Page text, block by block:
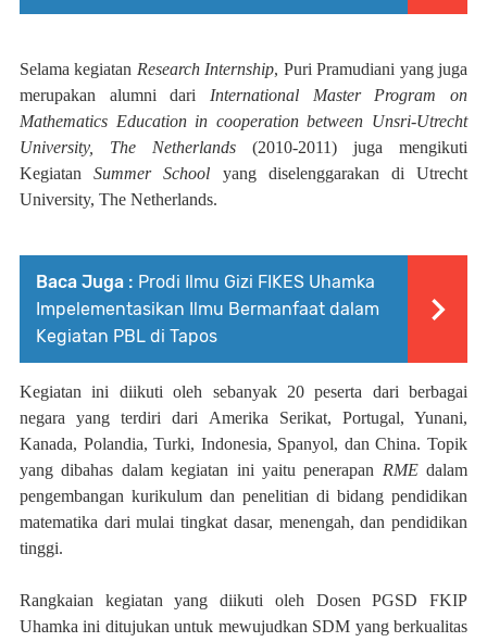
Selama kegiatan Research Internship, Puri Pramudiani yang juga
merupakan alumni dari International Master Program on
Mathematics Education in cooperation between Unsri-Utrecht
University, The Netherlands (2010-2011) juga mengikuti
KegiatanSummer School yang diselenggarakan di Utrecht
University, The Netherlands.
Baca Juga : Prodi Ilmu Gizi FIKES Uhamka
Impelementasikan Ilmu Bermanfaat dalam
Kegiatan PBL di Tapos
Kegiatan ini diikuti oleh sebanyak 20 peserta dari berbagai
negara yang terdiri dari Amerika Serikat, Portugal, Yunani,
Kanada, Polandia, Turki, Indonesia, Spanyol, dan China. Topik
yang dibahas dalam kegiatan ini yaitu penerapan RMEdalam
pengembangan kurikulum dan penelitian di bidang pendidikan
matematika dari mulai tingkat dasar, menengah, dan pendidikan
tinggi.
Rangkaian kegiatan yang diikuti oleh Dosen PGSD FKIP
Uhamka ini ditujukan untuk mewujudkan SDM yang berkualitas